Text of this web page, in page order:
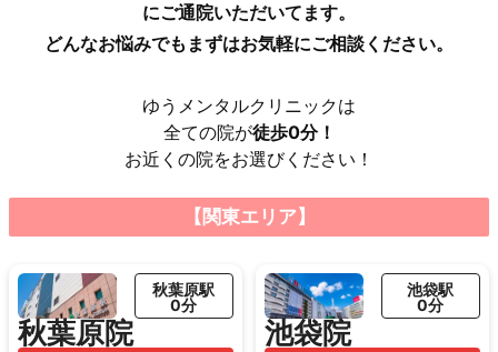
にご通院いただいてます。
どんなお悩みでもまずはお気軽にご相談ください。
ゆうメンタルクリニックは
全ての院が徒歩0分！
お近くの院をお選びください！
【関東エリア】
秋葉原院
秋葉原駅
0分
池袋院
池袋駅
0分